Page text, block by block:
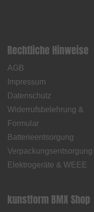
Rechtliche Hinweise
AGB
Impressum
Datenschutz
Widerrufsbelehrung &
Formular
Batterieentsorgung
Verpackungsentsorgung
Elektrogeräte & WEEE
kunstform BMX Shop